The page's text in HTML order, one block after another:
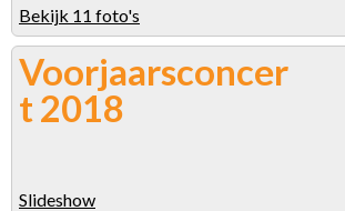
Bekijk 11 foto's
Voorjaarsconcer
t 2018
Slideshow